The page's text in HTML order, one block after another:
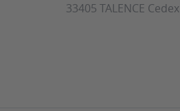
33405 TALENCE Cedex